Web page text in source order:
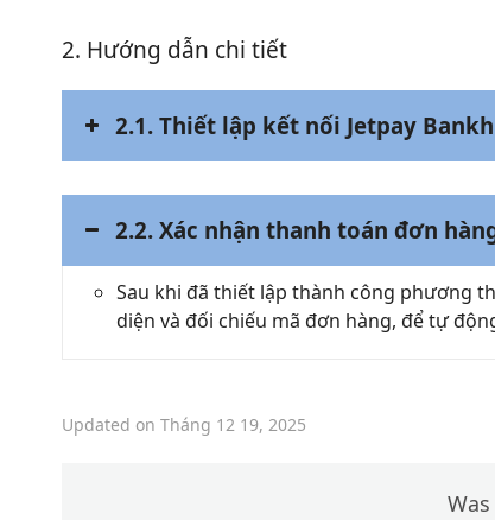
2. Hướng dẫn chi tiết
2.1. Thiết lập kết nối Jetpay
Thiết lập\ Đối tác thanh
2.2. Xác nhận thanh toán đơn
Sau khi đã thiết lập thành công phương
diện và đối chiếu mã đơn hàng, để tự
Updated on Tháng 12 19, 2025